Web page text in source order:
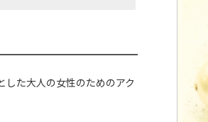
した大人の女性のためのアク